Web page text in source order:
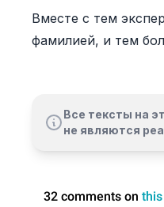
Вместе с тем
фамилией, и тем
Все тексты на
не являются